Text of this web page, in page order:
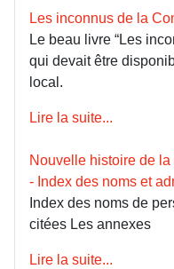
Les inconnus de la
Le beau livre “Les
qui devait être
local.
Lire la suite...
Nouvelle histoire de
- Index des noms et
Index des noms de
citées Les annexes
Lire la suite...